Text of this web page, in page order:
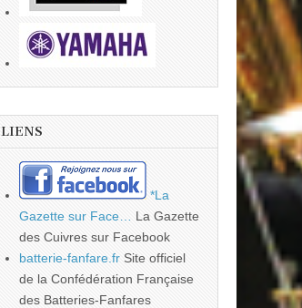
LIENS
*La
Gazette sur Face…
La Gazette
des Cuivres sur Facebook
batterie-fanfare.fr Site officiel
de la Confédération Française
des Batteries-Fanfares